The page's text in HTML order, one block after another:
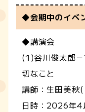
◆会期中のイベ
◆講演会
(1)谷川俊太郎
切なこと
講師：生田美秋
日時：2026年